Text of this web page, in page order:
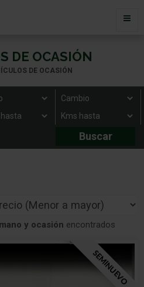
DE OCASIÓN
DE OCASIÓN
y ocasión encontrados
SEMINUEVO